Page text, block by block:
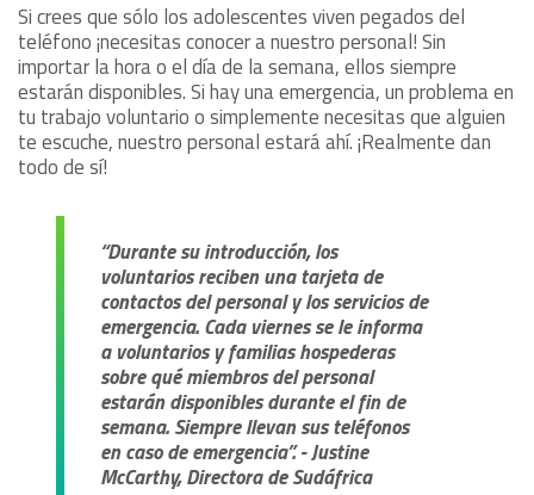
Si crees que sólo los adolescentes viven pegados del
teléfono ¡necesitas conocer a nuestro personal! Sin
importar la hora o el día de la semana, ellos siempre
estarán disponibles. Si hay una emergencia, un problema en
tu trabajo voluntario o simplemente necesitas que alguien
te escuche, nuestro personal estará ahí. ¡Realmente dan
todo de sí!
“Durante su introducción, los
voluntarios reciben una tarjeta de
contactos del personal y los servicios de
emergencia. Cada viernes se le informa
a voluntarios y familias hospederas
sobre qué miembros del personal
estarán disponibles durante el fin de
semana. Siempre llevan sus teléfonos
en caso de emergencia”. - Justine
McCarthy, Directora de Sudáfrica